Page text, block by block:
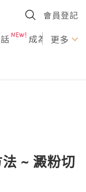
會員登記
成為U更多
~ 澱粉切